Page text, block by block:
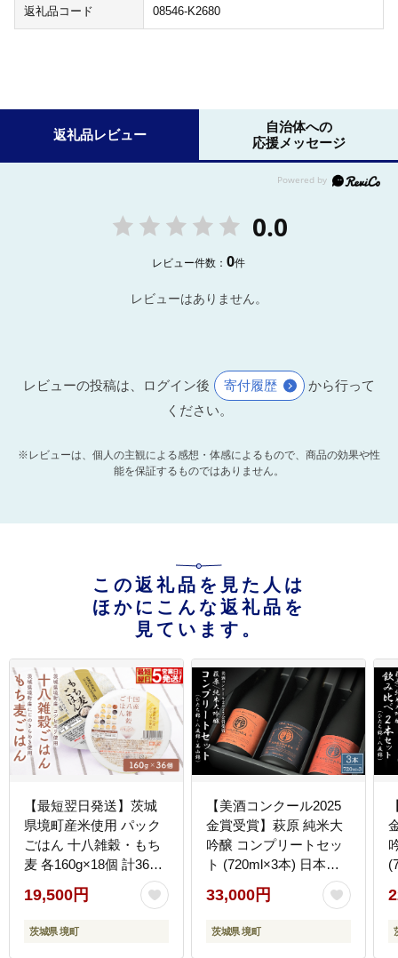
返礼品コード 08546-K2680
返礼品レビュー
自治体への
応援メッセージ
0.0
レビュー件数：0件
レビューはありません。
レビューの投稿は、ログイン後 寄付履歴
から行って
ください。
※レビューは、個人の主観による感想・体感によるもので、商品の効果や性
能を保証するものではありません。
この返礼品を見た人は
ほかにこんな返礼品を
見ています。
【最短翌日発送】茨城
県境町産米使用 パック
ごはん 十八雑穀・もち
麦 各160g×18個 計36個
2ケース パックライス
ライスパック パックご
飯 レトルト K2674
19,500円
茨城県 境町
【美酒コンクール2025
金賞受賞】萩原 純米大
吟醸 コンプリートセッ
ト (720ml×3本) 日本酒
飲み比べ 美山錦 ひたち
錦 八反錦 K2677
33,000円
茨城県 境町